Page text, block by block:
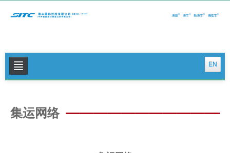
EN
公司新闻
集运网络